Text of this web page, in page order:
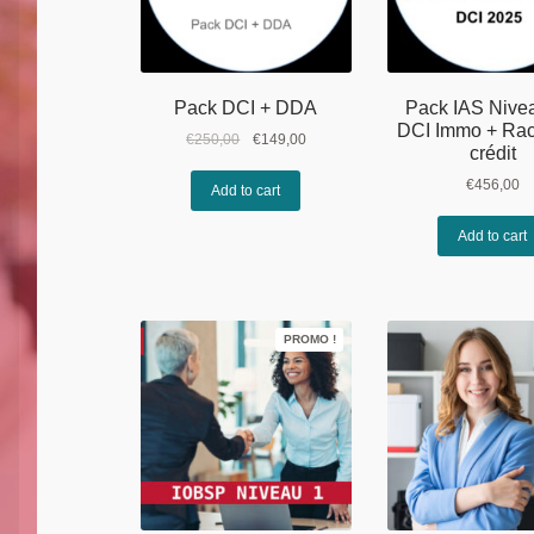
Pack DCI + DDA
€250,00
Le
initial
€149,00Le
Add to cart
Pack IAS
DCI Immo +
crédit
€456,00
Add to cart
PROMO !